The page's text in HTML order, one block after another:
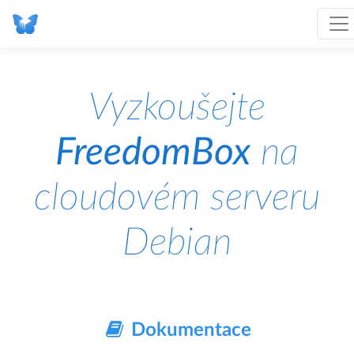
Vyzkoušejte
FreedomBox na
cloudovém serveru
Debian
Dokumentace